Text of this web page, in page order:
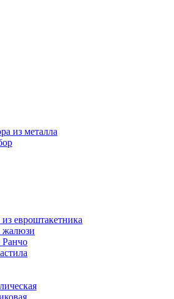
из металла
евроштакетника
жалюзи
Ранчо